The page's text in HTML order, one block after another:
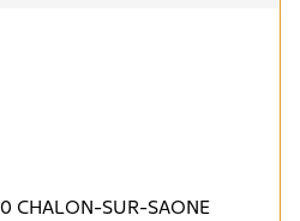
CHALON-SUR-SAONE